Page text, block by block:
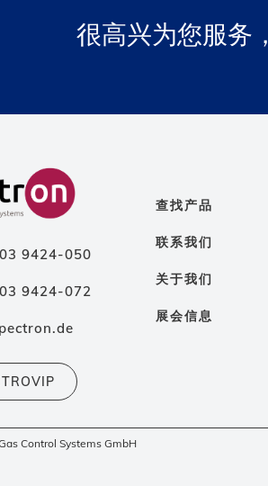
很高兴为您服务，
9424-050
9424-072
查找产品
联系我们
关于我们
展会信息
Control Systems GmbH